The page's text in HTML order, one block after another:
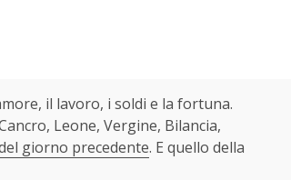
il lavoro, i soldi e la fortuna.
Leone, Vergine, Bilancia,
giorno precedente. E quello della